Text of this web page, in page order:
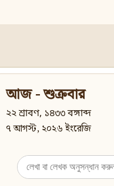
আজ - শুক্রবার
২২ শ্রাবণ, ১৪৩৩ বঙ্গাব্দ
৭ আগস্ট, ২০২৬ ইংরেজি
Search
for: